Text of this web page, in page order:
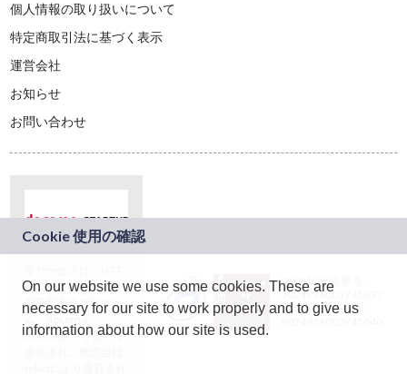
個人情報の取り扱いについて
特定商取引法に基づく表示
運営会社
お知らせ
お問い合わせ
ドコモグループの新
規事業創出プログラ
ム「docomo
STARTUP」を通じて
JASRAC許諾番号：
9024936001Y45037
JASRAC許諾番号：
On our website we use some cookies. These are
necessary for our site to work properly and to give us
information about how our site is used.